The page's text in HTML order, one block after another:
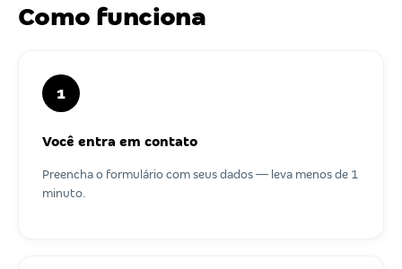
Como funciona
1
Você entra em contato
Preencha o formulário com seus dados — leva menos de 1
minuto.